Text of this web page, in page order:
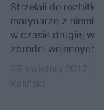
Strzelali do
marynarze z
w czasie drugiej
zbrodni wojennych.